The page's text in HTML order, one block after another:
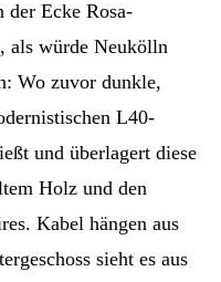
der Ecke Rosa-
als würde Neukölln
Wo zuvor dunkle,
L40-
und überlagert diese
Holz und den
Kabel hängen aus
sieht es aus